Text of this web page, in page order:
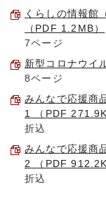
くらしの情報館
（PDF 1.2MB）
7ページ
新型コロナウイ
8ページ
みんなで応援商
1 （PDF
折込
みんなで応援商
2 （PDF
折込